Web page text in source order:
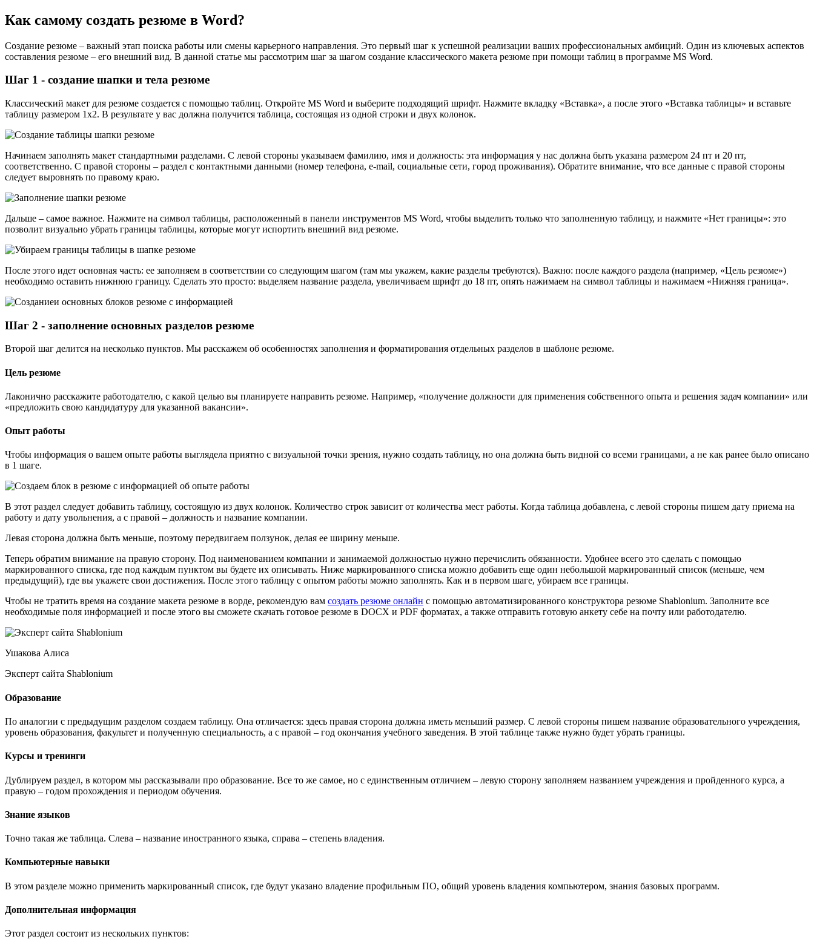
Как самому создать резюме в Word?
Создание резюме – важный этап поиска работы или смены карьерного направления. Это первый шаг к успешной реализации ваших профессиональных амбиций. Один из ключевых аспектов
составления резюме – его внешний вид. В данной статье мы рассмотрим шаг за шагом создание классического макета резюме при помощи таблиц в программе MS Word.
Шаг 1 - создание шапки и тела резюме
Классический макет для резюме создается с помощью таблиц. Откройте MS Word и выберите подходящий шрифт. Нажмите вкладку «Вставка», а после этого «Вставка таблицы» и вставьте
таблицу размером 1х2. В результате у вас должна получится таблица, состоящая из одной строки и двух колонок.
Начинаем заполнять макет стандартными разделами. С левой стороны указываем фамилию, имя и должность: эта информация у нас должна быть указана размером 24 пт и 20 пт,
соответственно. С правой стороны – раздел с контактными данными (номер телефона, e-mail, социальные сети, город проживания). Обратите внимание, что все данные с правой стороны
следует выровнять по правому краю.
Дальше – самое важное. Нажмите на символ таблицы, расположенный в панели инструментов MS Word, чтобы выделить только что заполненную таблицу, и нажмите «Нет границы»: это
позволит визуально убрать границы таблицы, которые могут испортить внешний вид резюме.
После этого идет основная часть: ее заполняем в соответствии со следующим шагом (там мы укажем, какие разделы требуются). Важно: после каждого раздела (например, «Цель резюме»)
необходимо оставить нижнюю границу. Сделать это просто: выделяем название раздела, увеличиваем шрифт до 18 пт, опять нажимаем на символ таблицы и нажимаем «Нижняя граница».
Шаг 2 - заполнение основных разделов резюме
Второй шаг делится на несколько пунктов. Мы расскажем об особенностях заполнения и форматирования отдельных разделов в шаблоне резюме.
Цель резюме
Лаконично расскажите работодателю, с какой целью вы планируете направить резюме. Например, «получение должности для применения собственного опыта и решения задач компании» или
«предложить свою кандидатуру для указанной вакансии».
Опыт работы
Чтобы информация о вашем опыте работы выглядела приятно с визуальной точки зрения, нужно создать таблицу, но она должна быть видной со всеми границами, а не как ранее было описано
в 1 шаге.
В этот раздел следует добавить таблицу, состоящую из двух колонок. Количество строк зависит от количества мест работы. Когда таблица добавлена, с левой стороны пишем дату приема на
работу и дату увольнения, а с правой – должность и название компании.
Левая сторона должна быть меньше, поэтому передвигаем ползунок, делая ее ширину меньше.
Теперь обратим внимание на правую сторону. Под наименованием компании и занимаемой должностью нужно перечислить обязанности. Удобнее всего это сделать с помощью
маркированного списка, где под каждым пунктом вы будете их описывать. Ниже маркированного списка можно добавить еще один небольшой маркированный список (меньше, чем
предыдущий), где вы укажете свои достижения. После этого таблицу с опытом работы можно заполнять. Как и в первом шаге, убираем все границы.
Чтобы не тратить время на создание макета резюме в ворде, рекомендую вам создать резюме онлайн с помощью автоматизированного конструктора резюме Shablonium. Заполните все
необходимые поля информацией и после этого вы сможете скачать готовое резюме в DOCX и PDF форматах, а также отправить готовую анкету себе на почту или работодателю.
Ушакова Алиса
Эксперт сайта Shablonium
Образование
По аналогии с предыдущим разделом создаем таблицу. Она отличается: здесь правая сторона должна иметь меньший размер. С левой стороны пишем название образовательного учреждения,
уровень образования, факультет и полученную специальность, а с правой – год окончания учебного заведения. В этой таблице также нужно будет убрать границы.
Курсы и тренинги
Дублируем раздел, в котором мы рассказывали про образование. Все то же самое, но с единственным отличием – левую сторону заполняем названием учреждения и пройденного курса, а
правую – годом прохождения и периодом обучения.
Знание языков
Точно такая же таблица. Слева – название иностранного языка, справа – степень владения.
Компьютерные навыки
В этом разделе можно применить маркированный список, где будут указано владение профильным ПО, общий уровень владения компьютером, знания базовых программ.
Дополнительная информация
Этот раздел состоит из нескольких пунктов: